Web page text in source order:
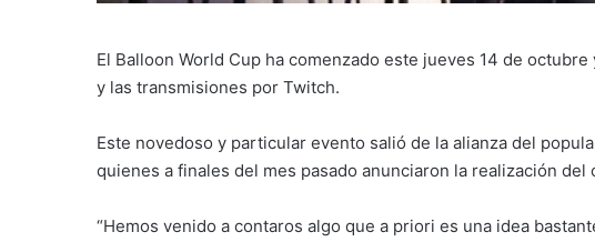
El Balloon World Cup ha comenzado este jueves 14 de
y las transmisiones por Twitch.
Este novedoso y particular evento salió de la alianza del
quienes a finales del mes pasado anunciaron la realización del
“Hemos venido a contaros algo que a priori es una idea